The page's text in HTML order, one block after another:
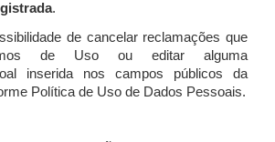
.
de cancelar reclamações que
de Uso ou editar alguma
inserida nos campos públicos da
Política de Uso de Dados Pessoais.